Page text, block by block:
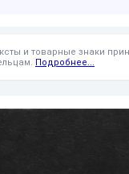
и товарные знаки
Подробнее...